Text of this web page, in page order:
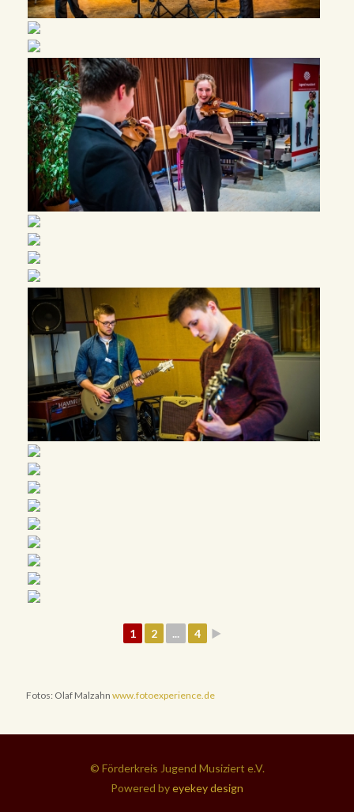
1 2 ... 4 ►
Fotos: Olaf Malzahn www.fotoexperience.de
© Förderkreis Jugend Musiziert e.V.
Powered byeyekey design